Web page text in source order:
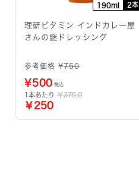
190ml 2本
理研ビタミン インドカレー屋
さんの謎ドレッシング
参考価格 ¥750
¥500 税込
1本あたり ￥375.0
￥250